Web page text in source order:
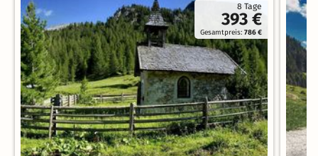
8 Tage
393 €
Gesamtpreis:786 €